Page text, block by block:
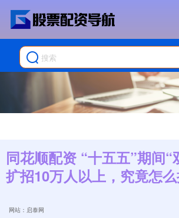
同花顺配资 “十五五”期间“
扩招10万人以上，究竟怎么
网站：启泰网